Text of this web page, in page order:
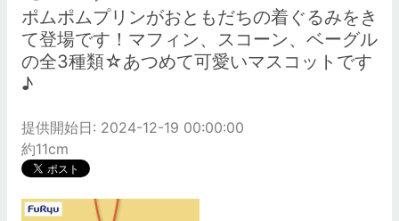
ポムポムプリンがおともだちの着ぐるみをき
て登場です！マフィン、スコーン、ベーグル
の全3種類☆あつめて可愛いマスコットです
♪
提供開始日: 2024-12-19 00:00:00
約11cm